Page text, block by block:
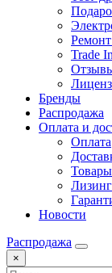
Trade In
Бренды
Распродажа
Оплата и
Оплата
Лизинг
Новости
Распродажа
×